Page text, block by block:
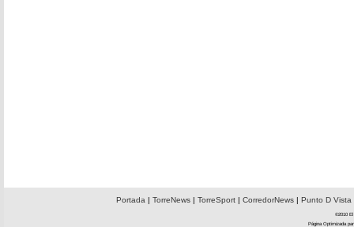
Portada | TorreNews| TorreSport| CorredorNews| Punto D Vista
©2010 El
Página Optimizada